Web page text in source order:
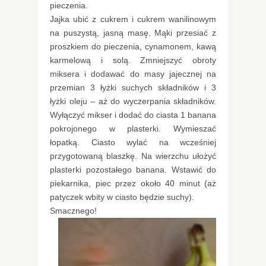
pieczenia.
Jajka ubić z cukrem i cukrem wanilinowym
na puszystą, jasną masę. Mąki przesiać z
proszkiem do pieczenia, cynamonem, kawą
karmelową i solą. Zmniejszyć obroty
miksera i dodawać do masy jajecznej na
przemian 3 łyżki suchych składników i 3
łyżki oleju – aż do wyczerpania składników.
Wyłączyć mikser i dodać do ciasta 1 banana
pokrojonego w plasterki. Wymieszać
łopatką. Ciasto wylać na wcześniej
przygotowaną blaszkę. Na wierzchu ułożyć
plasterki pozostałego banana. Wstawić do
piekarnika, piec przez około 40 minut (aż
patyczek wbity w ciasto będzie suchy).
Smacznego!